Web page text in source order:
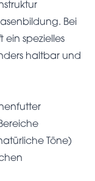
Bei
ein spezielles
haltbar und
Töne)